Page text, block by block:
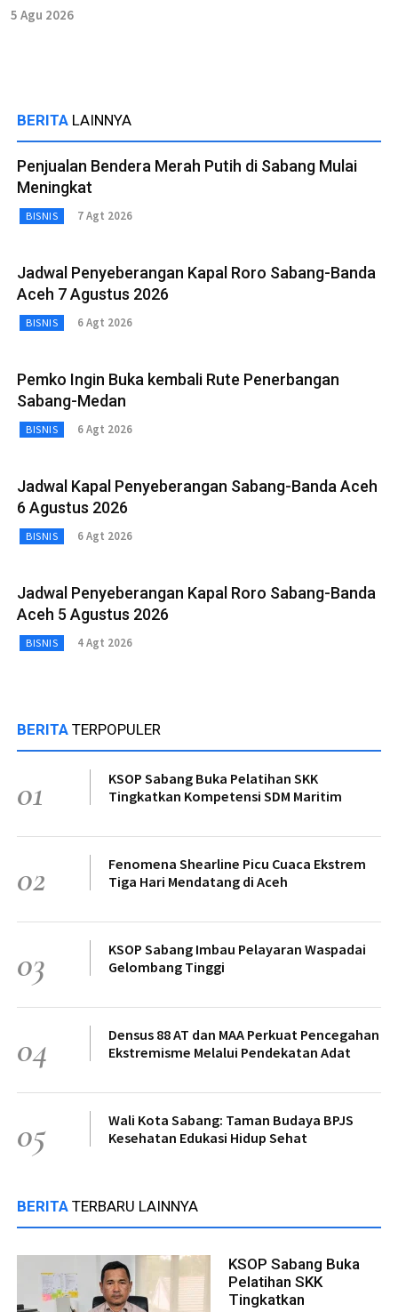
5 Agu 2026
BERITA LAINNYA
Penjualan Bendera Merah Putih di Sabang Mulai
Meningkat
BISNIS 7 Agt 2026
Jadwal Penyeberangan Kapal Roro Sabang-Banda
Aceh 7 Agustus 2026
BISNIS 6 Agt 2026
Pemko Ingin Buka kembali Rute Penerbangan
Sabang-Medan
BISNIS 6 Agt 2026
Jadwal Kapal Penyeberangan Sabang-Banda Aceh
6 Agustus 2026
BISNIS 6 Agt 2026
Jadwal Penyeberangan Kapal Roro Sabang-Banda
Aceh 5 Agustus 2026
BISNIS 4 Agt 2026
BERITA TERPOPULER
01
KSOP Sabang Buka Pelatihan SKK
Tingkatkan Kompetensi SDM Maritim
02
Fenomena Shearline Picu Cuaca Ekstrem
Tiga Hari Mendatang di Aceh
03
KSOP Sabang Imbau Pelayaran Waspadai
Gelombang Tinggi
04
Densus 88 AT dan MAA Perkuat Pencegahan
Ekstremisme Melalui Pendekatan Adat
05
Wali Kota Sabang: Taman Budaya BPJS
Kesehatan Edukasi Hidup Sehat
BERITA TERBARU LAINNYA
KSOP Sabang Buka
Pelatihan SKK
Tingkatkan